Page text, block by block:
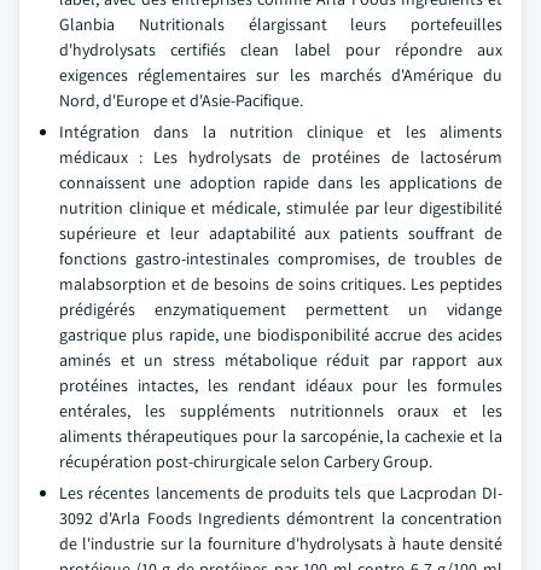
Glanbia Nutritionals élargissant leurs portefeuilles
d'hydrolysats certifiés clean label pour répondre aux
exigences réglementaires sur les marchés d'Amérique du
Nord, d'Europe et d'Asie-Pacifique.
Intégration dans la nutrition clinique et les aliments
médicaux : Les hydrolysats de protéines de lactosérum
connaissent une adoption rapide dans les applications de
nutrition clinique et médicale, stimulée par leur digestibilité
supérieure et leur adaptabilité aux patients souffrant de
fonctions gastro-intestinales compromises, de troubles de
malabsorption et de besoins de soins critiques. Les peptides
prédigérés enzymatiquement permettent un vidange
gastrique plus rapide, une biodisponibilité accrue des acides
aminés et un stress métabolique réduit par rapport aux
protéines intactes, les rendant idéaux pour les formules
entérales, les suppléments nutritionnels oraux et les
aliments thérapeutiques pour la sarcopénie, la cachexie et la
récupération post-chirurgicale selon Carbery Group.
Les récentes lancements de produits tels que Lacprodan DI-
3092 d'Arla Foods Ingredients démontrent la concentration
de l'industrie sur la fourniture d'hydrolysats à haute densité